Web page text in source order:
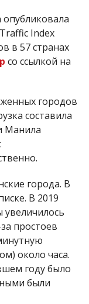
Index
в 57 странах
со ссылкой на
городов
составила
Манила
города. В
В 2019
увеличилось
простоев
около часа.
году было
были